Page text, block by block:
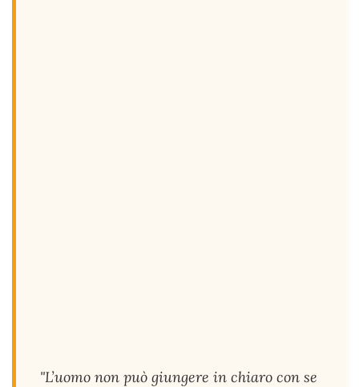
"L’uomo non può giungere in chiaro con se